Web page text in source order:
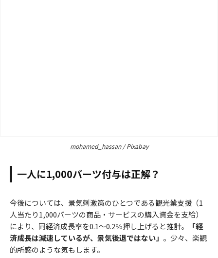
mohamed_hassan/ Pixabay
一人に1,000バーツ付与は正解？
今後については、景気刺激策のひとつである観光業支援（1
人当たり1,000バーツの商品・サービスの購入資金を支給）
により、同経済成長率を0.1～0.2％押し上げると推計。
「経
済成長は減速しているが、景気後退ではない」 。少々、楽観
的所感のような気もします。